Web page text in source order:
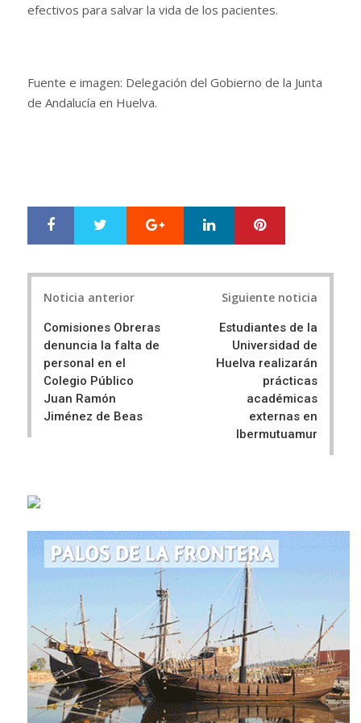
efectivos para salvar la vida de los pacientes.
Fuente e imagen: Delegación del Gobierno de la Junta
de Andalucía en Huelva.
r
e
e
Google+ LinkedIn
Noticia anterior
Comisiones Obreras
denuncia la falta de
personal en el
Colegio Público
Juan Ramón
Jiménez de Beas
Siguiente noticia
Estudiantes de la
Universidad de
Huelva realizarán
prácticas
académicas
externas en
Ibermutuamur